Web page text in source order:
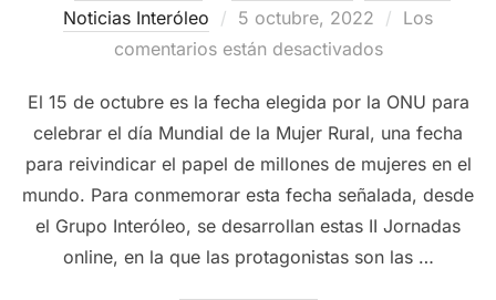
Noticias Interóleo
Publicado
el
5 octubre, 2022
Los
comentarios están desactivados
El 15 de octubre es la fecha elegida por la ONU para
celebrar el día Mundial de la Mujer Rural, una fecha
para reivindicar el papel de millones de mujeres en el
mundo. Para conmemorar esta fecha señalada, desde
el Grupo Interóleo, se desarrollan estas II Jornadas
online, en la que las protagonistas son las …